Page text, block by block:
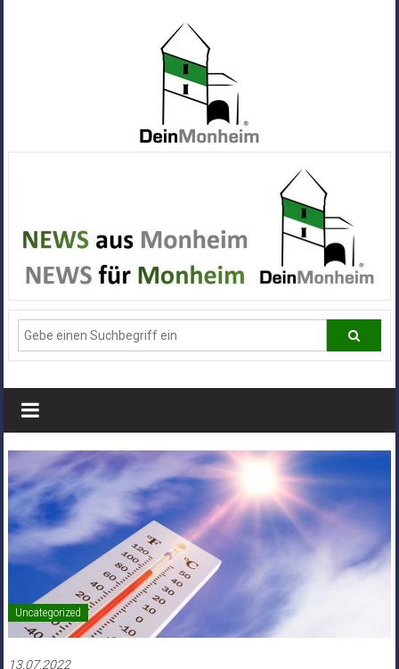
Alle
News
aus
Deiner
Stadt
Monheim
Uncategorized
13.07.2022